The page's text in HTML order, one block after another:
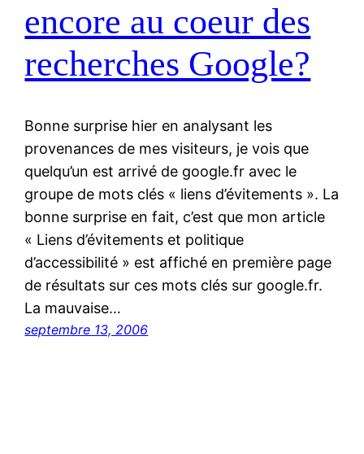
encore au coeur des
recherches Google?
Bonne surprise hier en analysant les
provenances de mes visiteurs, je vois que
quelqu’un est arrivé de google.fr avec le
groupe de mots clés « liens d’évitements ». La
bonne surprise en fait, c’est que mon article
« Liens d’évitements et politique
d’accessibilité » est affiché en première page
de résultats sur ces mots clés sur google.fr.
La mauvaise…
septembre 13, 2006